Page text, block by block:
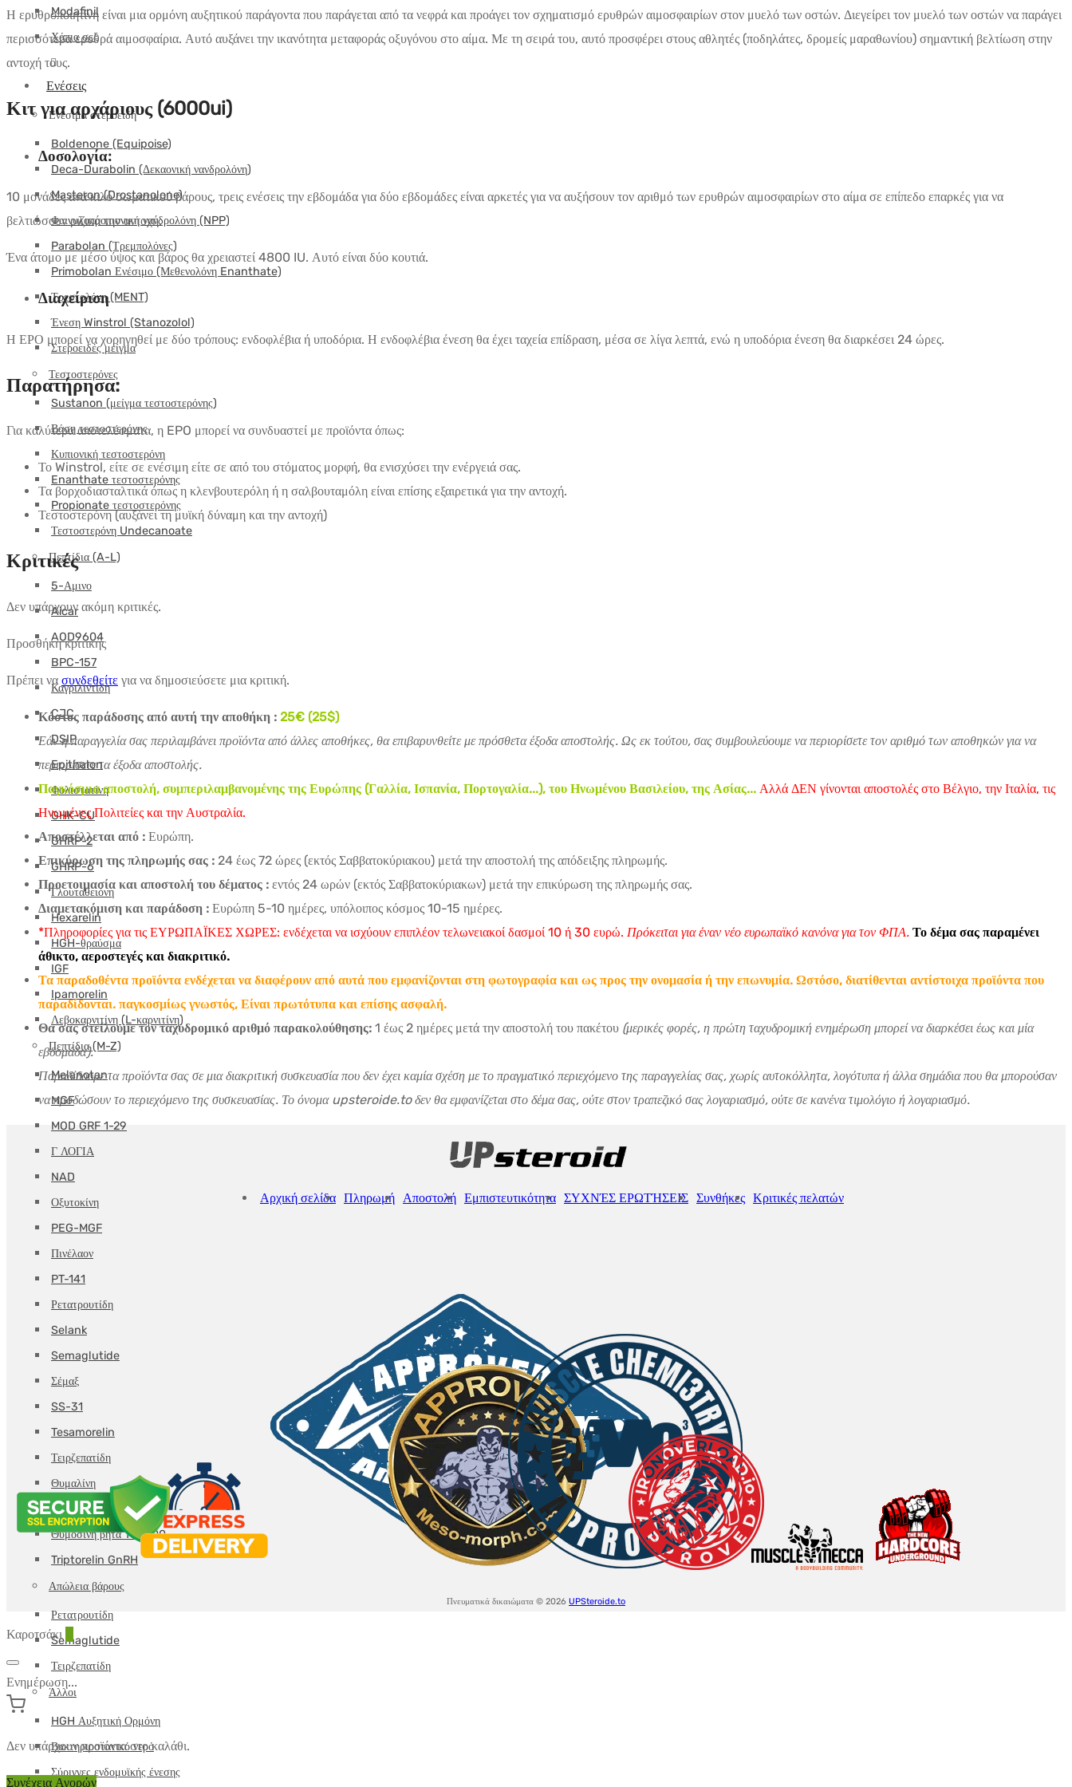
Modafinil
Χάπια σεξ
Ενέσεις
Ενέσιμα στεροειδή
Boldenone (Equipoise)
Deca-Durabolin (Δεκαονική νανδρολόνη)
Masteron (Drostanolone)
Φαινυλοπροπιονική νανδρολόνη (NPP)
Parabolan (Τρεμπολόνες)
Primobolan Ενέσιμο (Μεθενολόνη Enanthate)
Τρεστολόνη (MENT)
Ένεση Winstrol (Stanozolol)
Στεροειδές μείγμα
Τεστοστερόνες
Sustanon (μείγμα τεστοστερόνης)
Βάση τεστοστερόνης
Κυπιονική τεστοστερόνη
Enanthate τεστοστερόνης
Propionate τεστοστερόνης
Τεστοστερόνη Undecanoate
Πεπτίδια (A-L)
5-Αμινο
Aicar
AOD9604
BPC-157
Καγριλιντίδη
CJC
DSIP
Epithalon
Φολιστατίνη
GHK-CU
GHRP-2
GHRP-6
Γλουταθειόνη
Hexarelin
HGH-θραύσμα
IGF
Ipamorelin
Λεβοκαρνιτίνη (L-καρνιτίνη)
Πεπτίδια (M-Z)
Melanotan
MGF
MOD GRF 1-29
Γ ΛΟΓΙΑ
NAD
Οξυτοκίνη
PEG-MGF
Πινέλαον
PT-141
Ρετατρουτίδη
Selank
Semaglutide
Σέμαξ
SS-31
Tesamorelin
Τειρζεπατίδη
Θυμαλίνη
Θυμοσίνη άλφα
Θυμοσίνη βήτα TB-500
Triptorelin GnRH
Απώλεια βάρους
Ρετατρουτίδη
Semaglutide
Τειρζεπατίδη
Άλλοι
HGH Αυξητική Ορμόνη
Βακτηριοστατικό νερό
Σύριγγες ενδομυϊκής ένεσης
Η ερυθροποιητίνη είναι μια ορμόνη αυξητικού παράγοντα που παράγεται από τα νεφρά και προάγει τον σχηματισμό ερυθρών αιμοσφαιρίων στον μυελό των οστών. Διεγείρει τον μυελό των οστών να παράγει
περισσότερα ερυθρά αιμοσφαίρια. Αυτό αυξάνει την ικανότητα μεταφοράς οξυγόνου στο αίμα. Με τη σειρά του, αυτό προσφέρει στους αθλητές (ποδηλάτες, δρομείς μαραθωνίου) σημαντική βελτίωση στην
αντοχή τους.
Κιτ για αρχάριους (6000ui)
Δοσολογία:
10 μονάδες ανά κιλό σωματικού βάρους, τρεις ενέσεις την εβδομάδα για δύο εβδομάδες είναι αρκετές για να αυξήσουν τον αριθμό των ερυθρών αιμοσφαιρίων στο αίμα σε επίπεδο επαρκές για να
βελτιώσουν ριζικά την αντοχή.
Ένα άτομο με μέσο ύψος και βάρος θα χρειαστεί 4800 IU. Αυτό είναι δύο κουτιά.
Διαχείριση
Η ΕΡΟ μπορεί να χορηγηθεί με δύο τρόπους: ενδοφλέβια ή υποδόρια. Η ενδοφλέβια ένεση θα έχει ταχεία επίδραση, μέσα σε λίγα λεπτά, ενώ η υποδόρια ένεση θα διαρκέσει 24 ώρες.
Παρατήρησα:
Για καλύτερα αποτελέσματα, η EPO μπορεί να συνδυαστεί με προϊόντα όπως:
Το Winstrol, είτε σε ενέσιμη είτε σε από του στόματος μορφή, θα ενισχύσει την ενέργειά σας.
Τα βορχοδιασταλτικά όπως η κλενβουτερόλη ή η σαλβουταμόλη είναι επίσης εξαιρετικά για την αντοχή.
Τεστοστερόνη (αυξάνει τη μυϊκή δύναμη και την αντοχή)
Κριτικές
Δεν υπάρχουν ακόμη κριτικές.
Προσθήκη κριτικής
Πρέπει να συνδεθείτε για να δημοσιεύσετε μια κριτική.
Κόστος παράδοσης από αυτή την αποθήκη : 25€ (25$)
Εάν η παραγγελία σας περιλαμβάνει προϊόντα από άλλες αποθήκες, θα επιβαρυνθείτε με πρόσθετα έξοδα αποστολής. Ως εκ τούτου, σας συμβουλεύουμε να περιορίσετε τον αριθμό των αποθηκών για να
περιορίσετε τα έξοδα αποστολής.
Παγκόσμια αποστολή, συμπεριλαμβανομένης της Ευρώπης (Γαλλία, Ισπανία, Πορτογαλία...), του Ηνωμένου Βασιλείου, της Ασίας... Αλλά ΔΕΝ γίνονται αποστολές στο Βέλγιο, την Ιταλία, τις
Ηνωμένες Πολιτείες και την Αυστραλία.
Αποστέλλεται από : Ευρώπη.
Επικύρωση της πληρωμής σας : 24 έως 72 ώρες (εκτός Σαββατοκύριακου) μετά την αποστολή της απόδειξης πληρωμής.
Προετοιμασία και αποστολή του δέματος : εντός 24 ωρών (εκτός Σαββατοκύριακων) μετά την επικύρωση της πληρωμής σας.
Διαμετακόμιση και παράδοση : Ευρώπη 5-10 ημέρες, υπόλοιπος κόσμος 10-15 ημέρες.
*Πληροφορίες για τις ΕΥΡΩΠΑΪΚΕΣ ΧΩΡΕΣ: ενδέχεται να ισχύουν επιπλέον τελωνειακοί δασμοί 10 ή 30 ευρώ. Πρόκειται για έναν νέο ευρωπαϊκό κανόνα για τον ΦΠΑ. Το δέμα σας παραμένει
άθικτο, αεροστεγές και διακριτικό.
Τα παραδοθέντα προϊόντα ενδέχεται να διαφέρουν από αυτά που εμφανίζονται στη φωτογραφία και ως προς την ονομασία ή την επωνυμία. Ωστόσο, διατίθενται αντίστοιχα προϊόντα που
παραδίδονται. παγκοσμίως γνωστός, Είναι πρωτότυπα και επίσης ασφαλή.
Θα σας στείλουμε τον ταχυδρομικό αριθμό παρακολούθησης: 1 έως 2 ημέρες μετά την αποστολή του πακέτου (μερικές φορές, η πρώτη ταχυδρομική ενημέρωση μπορεί να διαρκέσει έως και μία
εβδομάδα).
Παραδίδουμε τα προϊόντα σας σε μια διακριτική συσκευασία που δεν έχει καμία σχέση με το πραγματικό περιεχόμενο της παραγγελίας σας, χωρίς αυτοκόλλητα, λογότυπα ή άλλα σημάδια που θα μπορούσαν
να προδώσουν το περιεχόμενο της συσκευασίας. Το όνομα upsteroide.to δεν θα εμφανίζεται στο δέμα σας, ούτε στον τραπεζικό σας λογαριασμό, ούτε σε κανένα τιμολόγιο ή λογαριασμό.
Αρχική σελίδα Πληρωμή Αποστολή Εμπιστευτικότητα ΣΥΧΝΈΣ ΕΡΩΤΉΣΕΙΣ Συνθήκες Κριτικές πελατών
Πνευματικά δικαιώματα © 2026 UPSteroide.to
Καροτσάκι
Ενημέρωση...
Δεν υπάρχουν προϊόντα στο καλάθι.
Συνέχεια Αγορών